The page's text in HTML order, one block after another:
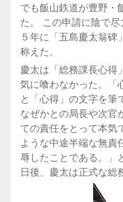
でも飯山鉄道が豊野・
た。 この申請に陰で
５年に「五島慶太翁碑
称えた。
慶太は「総務課長心得
気に喰わなかった。「
と「心得」の文字を筆
なぜかとの局長や次官
ての責任をとって本気
ような中途半端な無責
辱したことである。」
日後、慶太は正式な総